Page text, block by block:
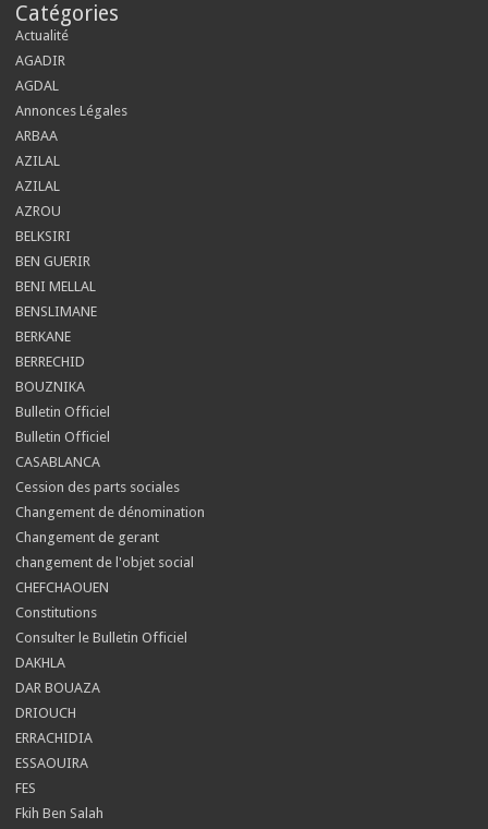
Catégories
Actualité
AGADIR
AGDAL
Annonces Légales
ARBAA
AZILAL
AZILAL
AZROU
BELKSIRI
BEN GUERIR
BENI MELLAL
BENSLIMANE
BERKANE
BERRECHID
BOUZNIKA
Bulletin Officiel
Bulletin Officiel
CASABLANCA
Cession des parts sociales
Changement de dénomination
Changement de gerant
changement de l'objet social
CHEFCHAOUEN
Constitutions
Consulter le Bulletin Officiel
DAKHLA
DAR BOUAZA
DRIOUCH
ERRACHIDIA
ESSAOUIRA
FES
Fkih Ben Salah